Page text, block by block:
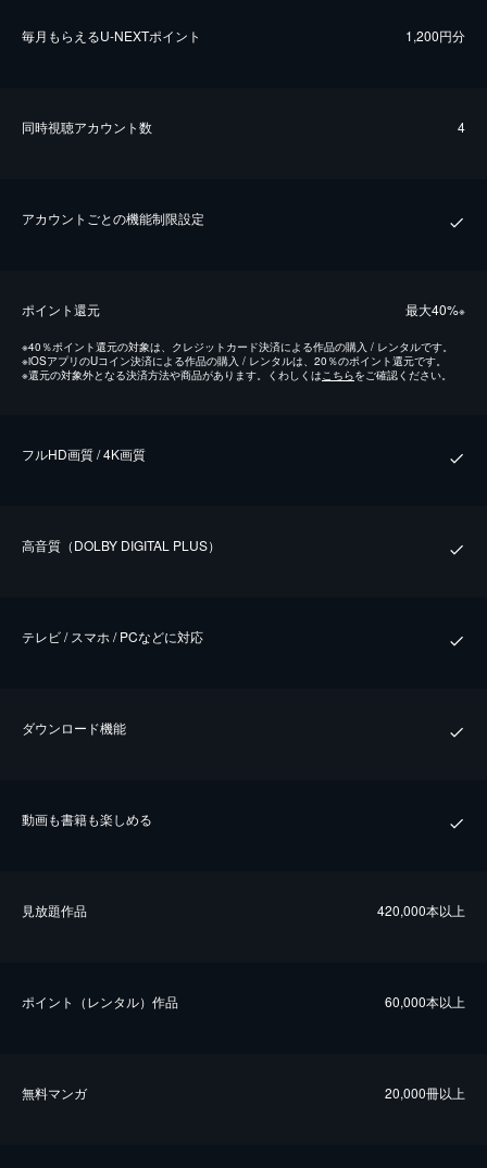
毎⽉もらえるU-NEXTポイント 1,200円分
同時視聴アカウント数 4
アカウントごとの機能制限設定
ポイント還元 最⼤40%※
※40％ポイント還元の対象は、クレジットカード決済による作品の購入 / レンタルです。
※iOSアプリのUコイン決済による作品の購入 / レンタルは、20％のポイント還元です。
※還元の対象外となる決済方法や商品があります。くわしくは こちらをご確認ください。
フルHD画質 / 4K画質
⾼⾳質（DOLBY DIGITAL PLUS）
テレビ / スマホ / PCなどに対応
ダウンロード機能
動画も書籍も楽しめる
⾒放題作品 420,000本以上
ポイント（レンタル）作品 60,000本以上
無料マンガ 20,000冊以上